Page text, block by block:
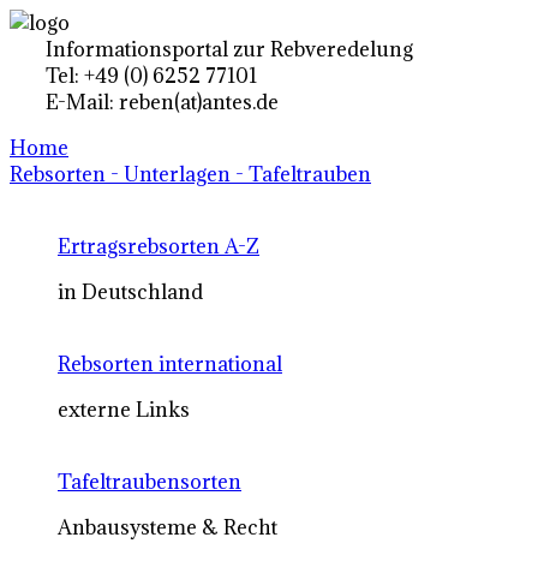
Informationsportal zur Rebveredelung
Tel: +49 (0) 6252 77101
E-Mail: reben(at)antes.de
Home
Rebsorten - Unterlagen - Tafeltrauben
Ertragsrebsorten A-Z
in Deutschland
Rebsorten international
externe Links
Tafeltraubensorten
Anbausysteme & Recht